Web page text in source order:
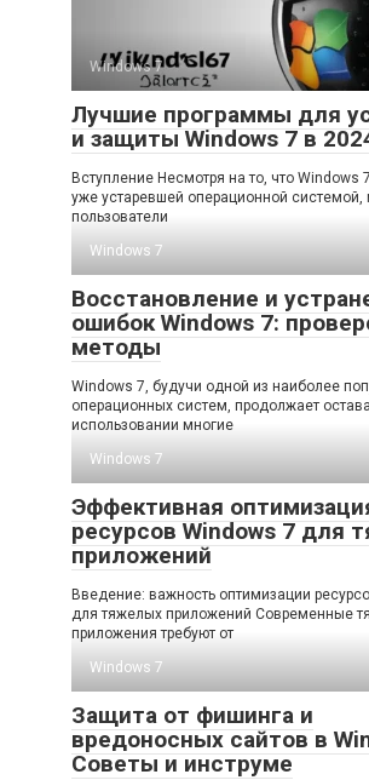
Windows 7
Лучшие программы для
и защиты Windows 7 в
Вступление Несмотря на то, что Windows
уже устаревшей операционной системой,
пользователи
Windows 7
Восстановление и
ошибок Windows 7:
методы
Windows 7, будучи одной из наиболее
операционных систем, продолжает
использовании многие
Windows 7
Эффективная
ресурсов Windows 7 для
приложений
Введение: важность оптимизации
для тяжелых приложений Современные
приложения требуют от
Windows 7
Защита от фишинга и
вредоносных сайтов в
Советы и инструме